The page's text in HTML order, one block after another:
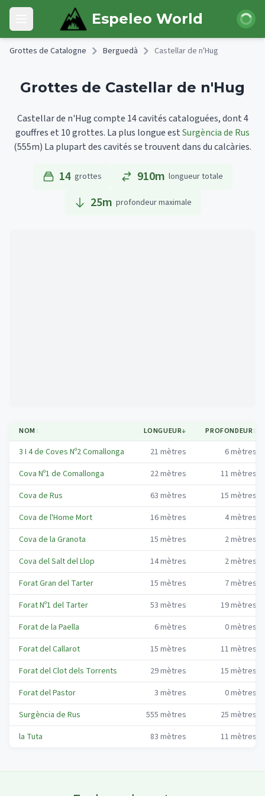
Skip to main content
Open main menu Espeleo World
Grottes de Catalogne Berguedà Castellar de n'Hug
Grottes de Castellar de n'Hug
Castellar de n'Hug compte 14 cavités cataloguées, dont 4
gouffres et 10 grottes. La plus longue estSurgència de Rus
(555m) La plupart des cavités se trouvent dans du calcàries.
14 grottes 910m longueur totale
25m profondeur maximale
NOM ↕ LONGUEUR↓ PROFONDEUR↕
3 I 4 de Coves Nº2 Comallonga 21 mètres 6mètres
Cova Nº1 de Comallonga
22mètres 11 mètres
Cova de Rus
63 mètres 15 mètres
Cova de l'Home Mort
16mètres 4mètres
Cova de la Granota
15 mètres 2mètres
Cova del Salt del Llop
14mètres 2mètres
Forat Gran del Tarter
15 mètres 7mètres
Forat Nº1 del Tarter
53 mètres 19mètres
Forat de la Paella
6mètres 0mètres
Forat del Callarot
15 mètres 11 mètres
Forat del Clot dels Torrents
29mètres 15 mètres
Forat del Pastor
3 mètres 0mètres
Surgència de Rus
555 mètres 25 mètres
la Tuta
83 mètres 11 mètres